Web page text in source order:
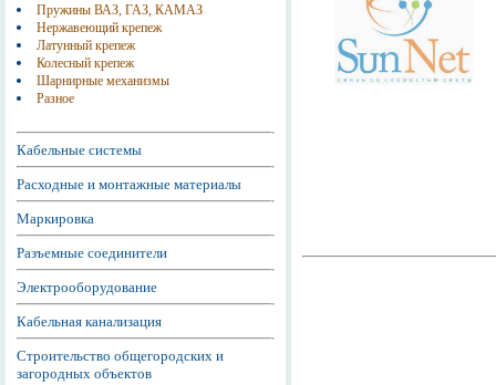
Пружины ВАЗ, ГАЗ, КАМАЗ
Нержавеющий крепеж
Латунный крепеж
Колесный крепеж
Шарнирные механизмы
Разное
Кабельные системы
Расходные и монтажные материалы
Маркировка
Разъемные соединители
Электрооборудование
Кабельная канализация
Строительство общегородских и
загородных объектов